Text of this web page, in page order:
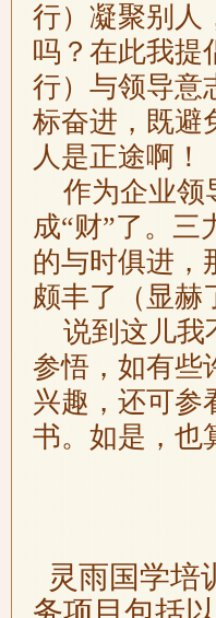
行）凝聚别人
吗？在此我提
行）与领导意
标奋进，既
人是正途啊！
作为企业领
成“财”了。
的与时俱进，
颇丰了（显赫
说到这儿我
参悟，如有些
兴趣，还可参
书。如是，也
灵雨国学培